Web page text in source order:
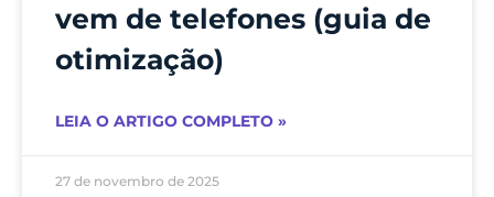
vem de telefones (guia de
otimização)
LEIA O ARTIGO COMPLETO »
27 de novembro de 2025